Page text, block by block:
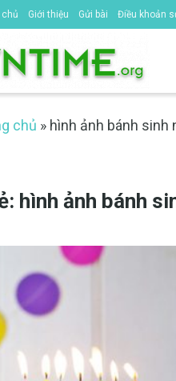
chủ Giới thiệu Gửi bài Điều khoản
chủ » hình ảnh bánh sinh
hình ảnh bánh